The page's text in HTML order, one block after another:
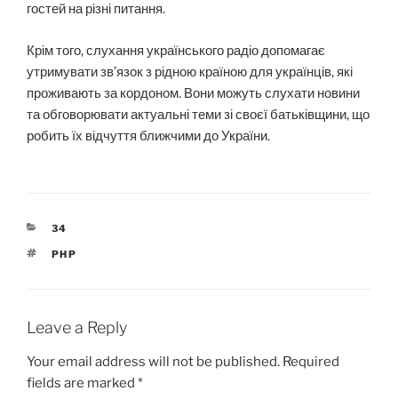
гостей на різні питання.
Крім того, слухання українського радіо допомагає
утримувати зв’язок з рідною країною для українців, які
проживають за кордоном. Вони можуть слухати новини
та обговорювати актуальні теми зі своєї батьківщини, що
робить їх відчуття ближчими до України.
CATEGORIES
34
TAGS
PHP
Leave a Reply
Your email address will not be published. Required
fields are marked *